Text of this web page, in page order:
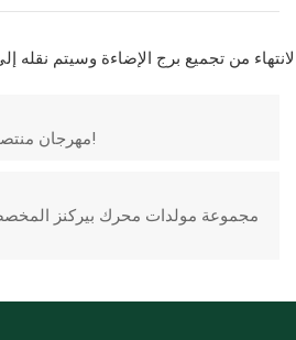
مهرجان منتصف الخريف سعيد!
مجموعة مولدات محرك بيركنز